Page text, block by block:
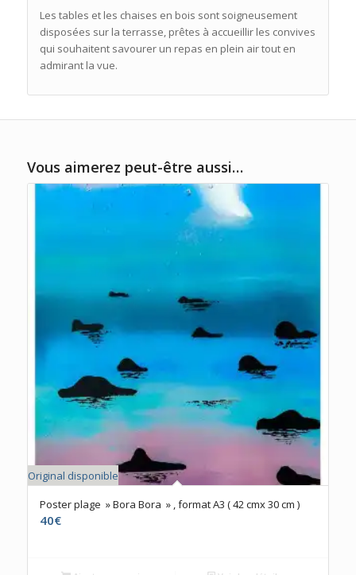
Les tables et les chaises en bois sont soigneusement
disposées sur la terrasse, prêtes à accueillir les convives
qui souhaitent savourer un repas en plein air tout en
admirant la vue.
Vous aimerez peut-être aussi…
Original disponible
Poster plage » Bora Bora » , format A3 ( 42 cmx 30 cm )
40€